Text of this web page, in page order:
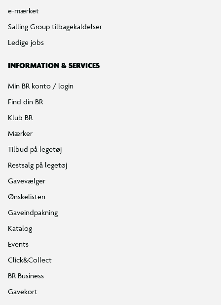
e-mærket
Salling Group tilbagekaldelser
Ledige jobs
INFORMATION & SERVICES
Min BR konto / login
Find din BR
Klub BR
Mærker
Tilbud på legetøj
Restsalg på legetøj
Gavevælger
Ønskelisten
Gaveindpakning
Katalog
Events
Click&Collect
BR Business
Gavekort